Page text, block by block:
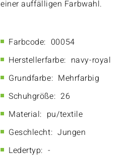
einer auffälligen Farbwahl.
Farbcode: 00054
Herstellerfarbe: navy-royal
Grundfarbe: Mehrfarbig
Schuhgröße: 26
Material: pu/textile
Geschlecht: Jungen
Ledertyp: -